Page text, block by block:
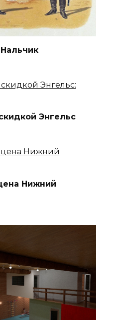
Энгельс
Нижний